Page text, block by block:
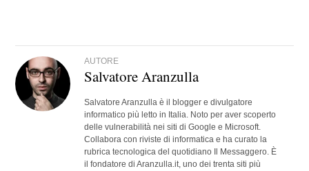
AUTORE
Salvatore Aranzulla
Salvatore Aranzulla è il blogger e divulgatore
informatico più letto in Italia. Noto per aver scoperto
delle vulnerabilità nei siti di Google e Microsoft.
Collabora con riviste di informatica e ha curato la
rubrica tecnologica del quotidiano Il Messaggero. È
il fondatore di Aranzulla.it, uno dei trenta siti più